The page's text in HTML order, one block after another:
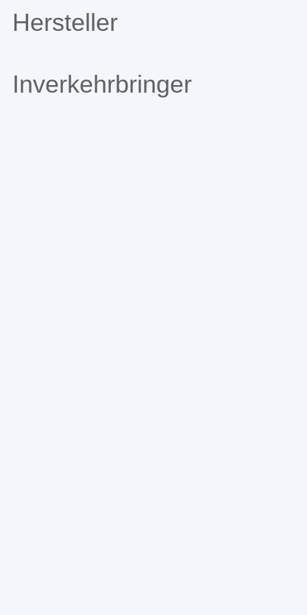
Hersteller
Inverkehrbringer